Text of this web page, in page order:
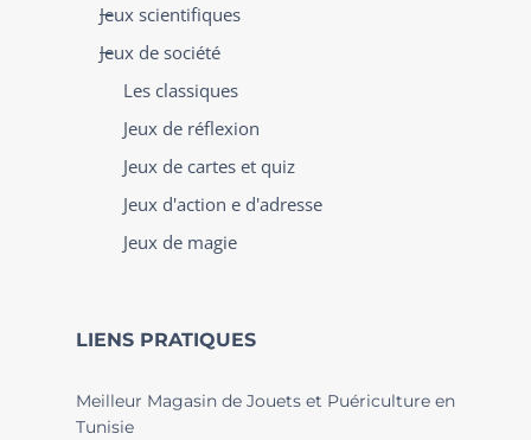
Jeux scientifiques
Jeux de société
Les classiques
Jeux de réflexion
Jeux de cartes et quiz
Jeux d'action e d'adresse
Jeux de magie
LIENS PRATIQUES
Meilleur Magasin de Jouets et Puériculture en
Tunisie